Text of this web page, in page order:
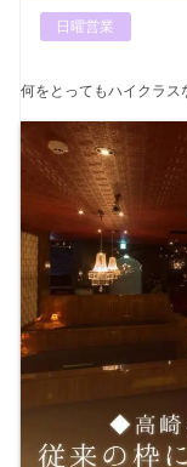
日曜営業
何をとってもハイクラ